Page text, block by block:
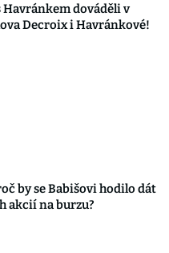
dováděli v
Decroix i Havránkové!
by se Babišovi hodilo dát
akcií na burzu?